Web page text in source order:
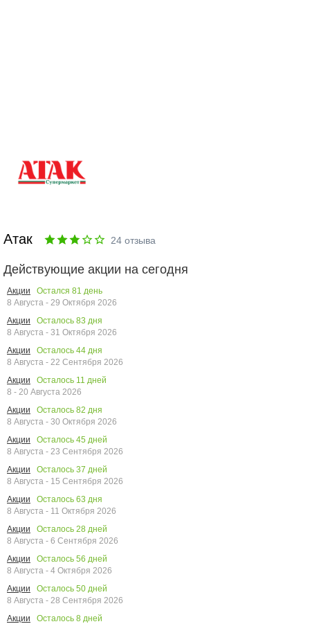
Атак 24 отзыва
Действующие акции на сегодня
Акции Остался 81 день
8 Августа - 29 Октября 2026
Акции
Осталось 83 дня
8 Августа - 31 Октября 2026
Акции
Осталось 44 дня
8 Августа - 22 Сентября 2026
Акции
Осталось 11 дней
8 - 20 Августа 2026
Акции
Осталось 82 дня
8 Августа - 30 Октября 2026
Акции
Осталось 45 дней
8 Августа - 23 Сентября 2026
Акции
Осталось 37 дней
8 Августа - 15 Сентября 2026
Акции
Осталось 63 дня
8 Августа - 11 Октября 2026
Акции
Осталось 28 дней
8 Августа - 6 Сентября 2026
Акции
Осталось 56 дней
8 Августа - 4 Октября 2026
Акции
Осталось 50 дней
8 Августа - 28 Сентября 2026
Акции
Осталось 8 дней